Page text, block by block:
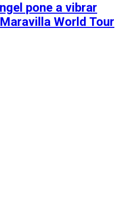
pone a vibrar
World Tour